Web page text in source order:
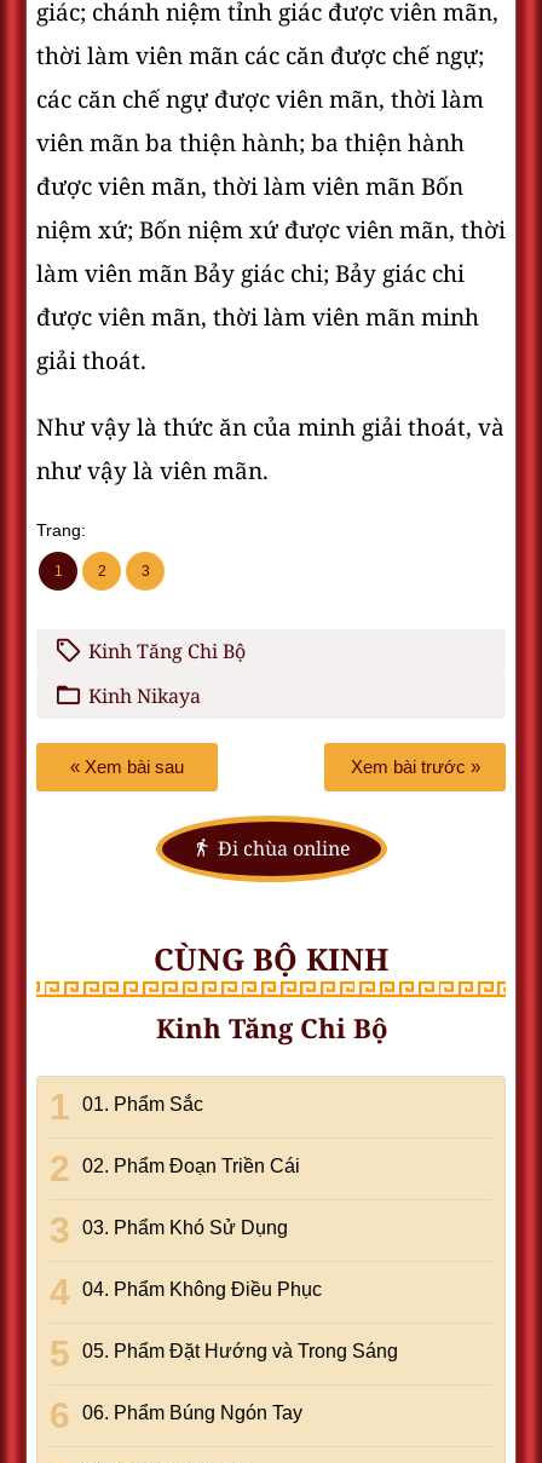
giác; chánh niệm tỉnh giác được viên mãn,
thời làm viên mãn các căn được chế ngự;
các căn chế ngự được viên mãn, thời làm
viên mãn ba thiện hành; ba thiện hành
được viên mãn, thời làm viên mãn Bốn
niệm xứ; Bốn niệm xứ được viên mãn, thời
làm viên mãn Bảy giác chi; Bảy giác chi
được viên mãn, thời làm viên mãn minh
giải thoát.
Như vậy là thức ăn của minh giải thoát, và
như vậy là viên mãn.
Trang:
1 2 3
Kinh Tăng Chi Bộ
Kinh Nikaya
« Xem bài sau Xem bài trước »
Đi chùa online
CÙNG BỘ KINH
Kinh Tăng Chi Bộ
01. Phẩm Sắc
02. Phẩm Ðoạn Triền Cái
03. Phẩm Khó Sử Dụng
04. Phẩm Không Ðiều Phục
05. Phẩm Ðặt Hướng và Trong Sáng
06. Phẩm Búng Ngón Tay